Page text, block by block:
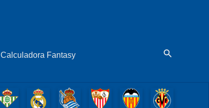
Calculadora Fantasy Buscar